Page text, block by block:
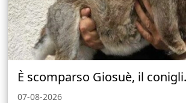
È scomparso Giosuè, il
07-08-2026